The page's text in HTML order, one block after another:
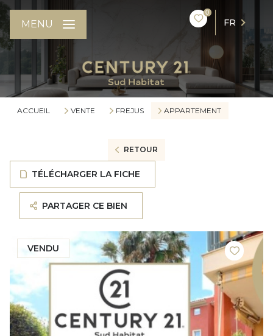
0
FR
MENU
ACCUEIL VENTE FREJUS APPARTEMENT
RETOUR
TÉLÉCHARGER LA FICHE
PARTAGER CE BIEN
VENDU